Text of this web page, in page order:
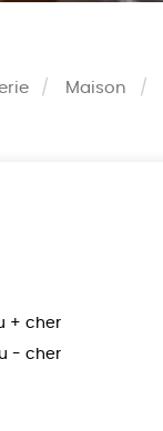
Maison
+ cher
- cher